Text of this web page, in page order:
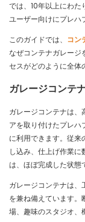
では、10年以上にわ
ユーザー向けにプレハ
このガイドでは、 コン
なぜコンテナガレー
セスがどのように全体
ガレージコンテ
ガレージコンテナは、
アを取り付けたプレハ
に利用できます。従
し込み、仕上げ作業
は、ほぼ完成した状態
ガレージコンテナは、
を兼ね備えています
場、趣味のスタジオ、